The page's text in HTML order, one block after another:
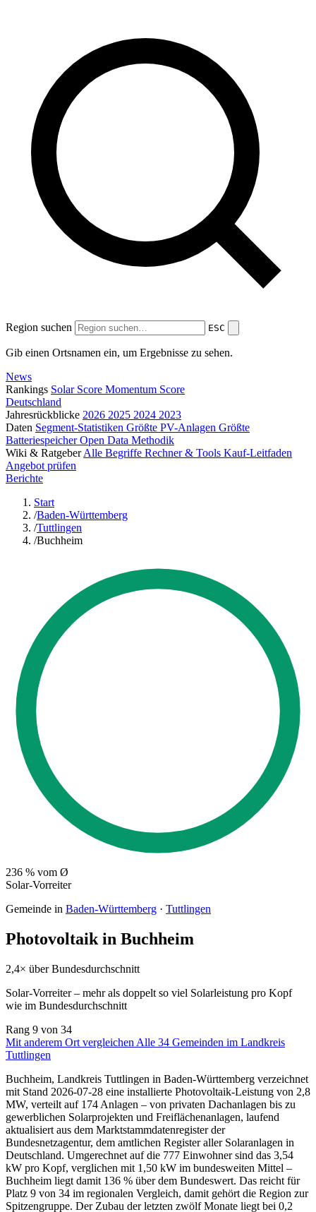
Region suchen ESC
Gib einen Ortsnamen ein, um Ergebnisse zu sehen.
News
Rankings Solar Score Momentum Score
Deutschland
Jahresrückblicke 2026 2025 2024 2023
Daten Segment-Statistiken Größte PV-Anlagen Größte
BatteriespeicherOpen Data Methodik
Wiki & Ratgeber Alle Begriffe Rechner & Tools Kauf-Leitfaden
Angebot prüfen
Berichte
Start
/Baden-Württemberg
/Tuttlingen
/Buchheim
236 % vom Ø
Solar-Vorreiter
Gemeinde in Baden-Württemberg · Tuttlingen
Photovoltaik in Buchheim
2,4× über Bundesdurchschnitt
Solar-Vorreiter – mehr als doppelt so viel Solarleistung pro Kopf
wie im Bundesdurchschnitt
Rang 9 von 34
Mit anderem Ort vergleichen Alle 34 Gemeinden im Landkreis
Tuttlingen
Buchheim, Landkreis Tuttlingen in Baden-Württemberg verzeichnet
mit Stand 2026-07-28 eine installierte Photovoltaik-Leistung von 2,8
MW, verteilt auf 174 Anlagen – von privaten Dachanlagen bis zu
gewerblichen Solarprojekten und Freiflächenanlagen, laufend
aktualisiert aus dem Marktstammdatenregister der
Bundesnetzagentur, dem amtlichen Register aller Solaranlagen in
Deutschland. Umgerechnet auf die 777 Einwohner sind das 3,54
kW pro Kopf, verglichen mit 1,50 kW im bundesweiten Mittel –
Buchheim liegt damit 136 % über dem Bundeswert. Das reicht für
Platz 9 von 34 im regionalen Vergleich, damit gehört die Region zur
Spitzengruppe. Der Zubau der letzten zwölf Monate liegt bei 0,2